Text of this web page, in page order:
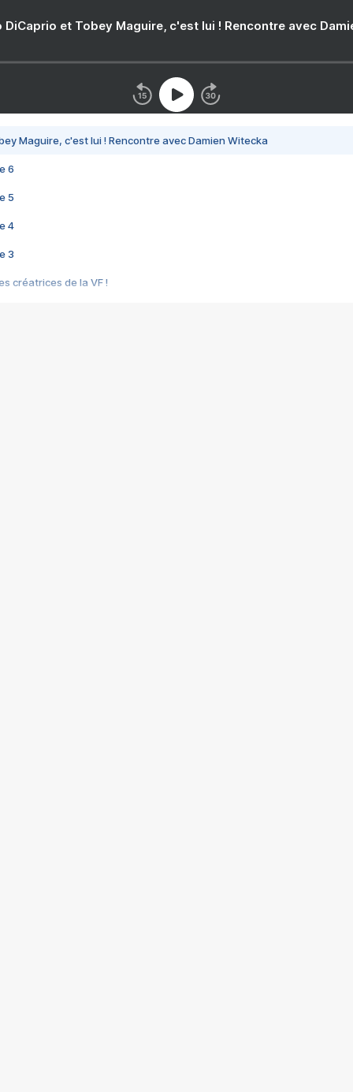
DiCaprio et Tobey Maguire, c'est lui ! Rencontre avec
Maguire, c'est lui ! Rencontre avec Damien Witecka
6
5
4
3
créatrices de la VF !